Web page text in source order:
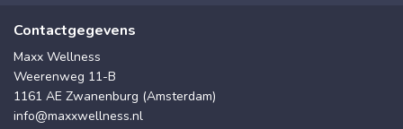
Contactgegevens
Maxx Wellness
Weerenweg 11-B
1161 AE Zwanenburg (Amsterdam)
info@maxxwellness.nl